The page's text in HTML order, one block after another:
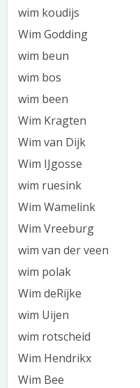
wim koudijs
Wim Godding
wim beun
wim bos
wim been
Wim Kragten
Wim van Dijk
Wim IJgosse
wim ruesink
Wim Wamelink
Wim Vreeburg
wim van der veen
wim polak
Wim deRijke
wim Uijen
wim rotscheid
Wim Hendrikx
Wim Bee